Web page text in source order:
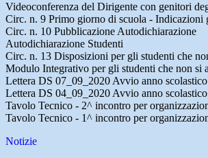
Videoconferenza del Dirigente con genitori
Circ. n. 9 Primo giorno di scuola - Indicazioni
Circ. n. 10 Pubblicazione Autodichiarazione
Autodichiarazione Studenti
Circ. n. 13 Disposizioni per gli studenti che
Modulo Integrativo per gli studenti che non
Lettera DS 07_09_2020 Avvio anno scolastico
Lettera DS 04_09_2020 Avvio anno scolastico
Tavolo Tecnico - 2^ incontro per
Tavolo Tecnico - 1^ incontro per
Notizie